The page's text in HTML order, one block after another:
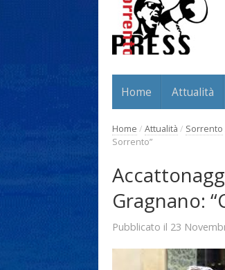
Home Attualità
Home / Attualità / Sorrento
Sorrento”
Gragnano:
Pubblicato il 23